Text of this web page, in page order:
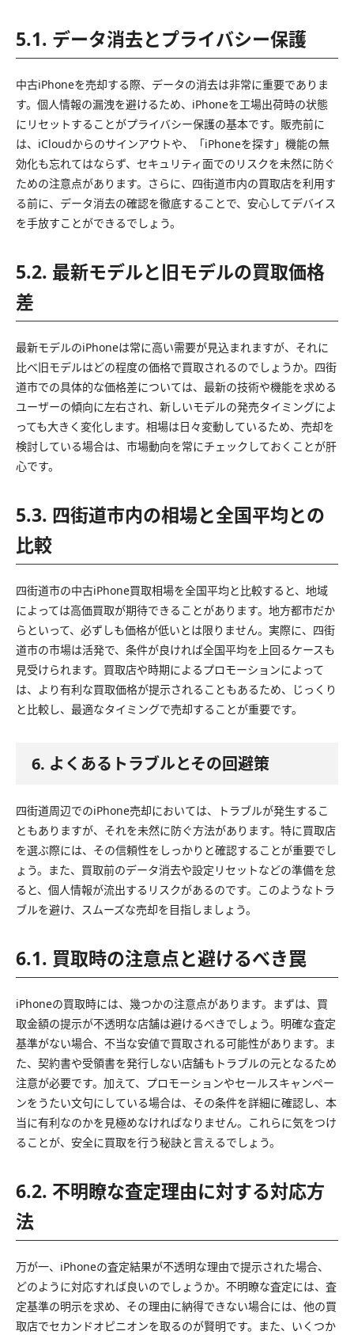
5.1. データ消去とプライバシー保護
中古iPhoneを売却する際、データの消去は非常に重要でありま
す。個人情報の漏洩を避けるため、iPhoneを工場出荷時の状態
にリセットすることがプライバシー保護の基本です。販売前に
は、iCloudからのサインアウトや、「iPhoneを探す」機能の無
効化も忘れてはならず、セキュリティ面でのリスクを未然に防ぐ
ための注意点があります。さらに、四街道市内の買取店を利用す
る前に、データ消去の確認を徹底することで、安心してデバイス
を手放すことができるでしょう。
5.2. 最新モデルと旧モデルの買取価格
差
最新モデルのiPhoneは常に高い需要が見込まれますが、それに
比べ旧モデルはどの程度の価格で買取されるのでしょうか。四街
道市での具体的な価格差については、最新の技術や機能を求める
ユーザーの傾向に左右され、新しいモデルの発売タイミングによ
っても大きく変化します。相場は日々変動しているため、売却を
検討している場合は、市場動向を常にチェックしておくことが肝
心です。
5.3. 四街道市内の相場と全国平均との
比較
四街道市の中古iPhone買取相場を全国平均と比較すると、地域
によっては高価買取が期待できることがあります。地方都市だか
らといって、必ずしも価格が低いとは限りません。実際に、四街
道市の市場は活発で、条件が良ければ全国平均を上回るケースも
見受けられます。買取店や時期によるプロモーションによって
は、より有利な買取価格が提示されることもあるため、じっくり
と比較し、最適なタイミングで売却することが重要です。
6. よくあるトラブルとその回避策
四街道周辺でのiPhone売却においては、トラブルが発生するこ
ともありますが、それを未然に防ぐ方法があります。特に買取店
を選ぶ際には、その信頼性をしっかりと確認することが重要でし
ょう。また、買取前のデータ消去や設定リセットなどの準備を怠
ると、個人情報が流出するリスクがあるのです。このようなトラ
ブルを避け、スムーズな売却を目指しましょう。
6.1. 買取時の注意点と避けるべき罠
iPhoneの買取時には、幾つかの注意点があります。まずは、買
取金額の提示が不透明な店舗は避けるべきでしょう。明確な査定
基準がない場合、不当な安値で買取される可能性があります。ま
た、契約書や受領書を発行しない店舗もトラブルの元となるため
注意が必要です。加えて、プロモーションやセールスキャンペー
ンをうたい文句にしている場合は、その条件を詳細に確認し、本
当に有利なのかを見極めなければなりません。これらに気をつけ
ることが、安全に買取を行う秘訣と言えるでしょう。
6.2. 不明瞭な査定理由に対する対応方
法
万が一、iPhoneの査定結果が不透明な理由で提示された場合、
どのように対応すれば良いのでしょうか。不明瞭な査定には、査
定基準の明示を求め、その理由に納得できない場合には、他の買
取店でセカンドオピニオンを取るのが賢明です。また、いくつか